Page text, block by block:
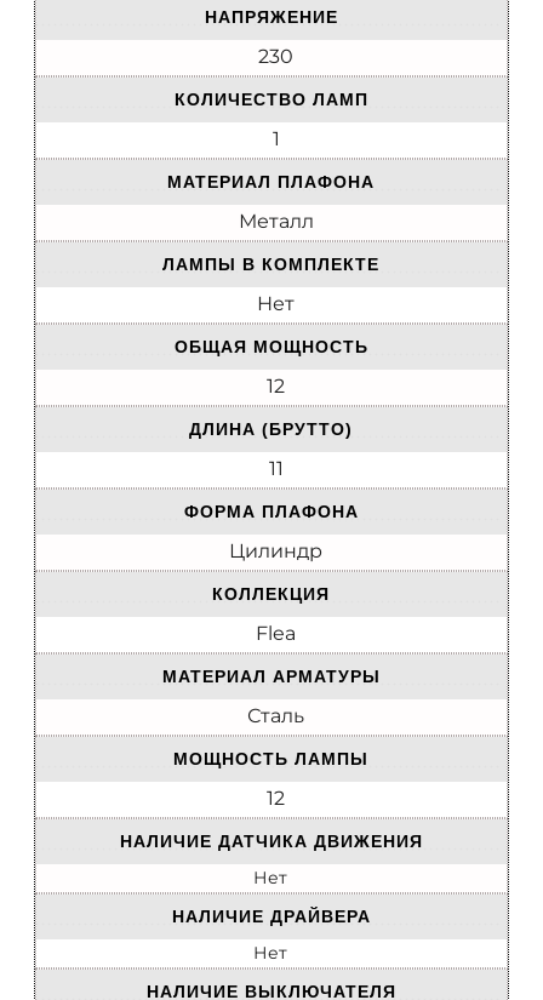
НАПРЯЖЕНИЕ
230
КОЛИЧЕСТВО ЛАМП
1
МАТЕРИАЛ ПЛАФОНА
Металл
ЛАМПЫ В КОМПЛЕКТЕ
Нет
ОБЩАЯ МОЩНОСТЬ
12
ДЛИНА (БРУТТО)
11
ФОРМА ПЛАФОНА
Цилиндр
КОЛЛЕКЦИЯ
Flea
МАТЕРИАЛ АРМАТУРЫ
Сталь
МОЩНОСТЬ ЛАМПЫ
12
НАЛИЧИЕ ДАТЧИКА ДВИЖЕНИЯ
Нет
НАЛИЧИЕ ДРАЙВЕРА
Нет
НАЛИЧИЕ ВЫКЛЮЧАТЕЛЯ